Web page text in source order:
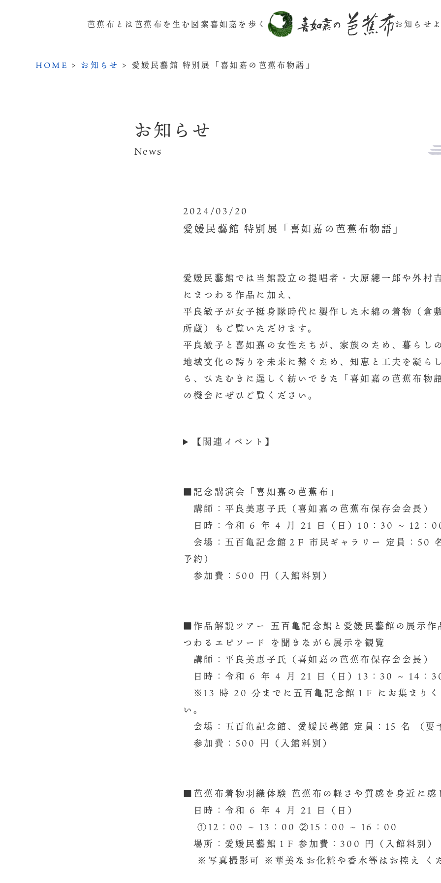
芭蕉布とは 芭蕉布を生む 図案 喜如嘉を歩く お知らせ
HOME > お知らせ > 愛媛民藝館 特別展「喜如嘉の芭蕉布物語」
お知らせ
News
2024/03/20
愛媛民藝館 特別展「喜如嘉の芭蕉布物語」
愛媛民藝館では当館設立の提唱者・大原總一郎や外村
にまつわる作品に加え、
平良敏子が女子挺身隊時代に製作した木綿の着物（倉
所蔵）もご覧いただけます。
平良敏子と喜如嘉の女性たちが、家族のため、暮らし
地域文化の誇りを未来に繋ぐため、知恵と工夫を凝ら
ら、ひたむきに逞しく紡いできた「喜如嘉の芭蕉布物
の機会にぜひご覧ください。
【関連イベント】
■記念講演会「喜如嘉の芭蕉布」
講師：平良美恵子氏（喜如嘉の芭蕉布保存会会長）
日時：令和 6 年 4 月 21 日（日）10：30 ∼ 12：
会場：五百亀記念館２F 市民ギャラリー 定員：50
予約）
参加費：500 円（入館料別）
■作品解説ツアー 五百亀記念館と愛媛民藝館の展示作
つわるエピソード を聞きながら展示を観覧
講師：平良美恵子氏（喜如嘉の芭蕉布保存会会長）
日時：令和 6 年 4 月 21 日（日）13：30 ∼ 14：
※13 時 20 分までに五百亀記念館１F にお集まり
い。
会場：五百亀記念館、愛媛民藝館 定員：15 名 （
参加費：500 円（入館料別）
■芭蕉布着物羽織体験 芭蕉布の軽さや質感を身近に
日時：令和 6 年 4 月 21 日（日）
①12：00 ∼ 13：00 ②15：00 ∼ 16：00
場所：愛媛民藝館１F 参加費：300 円（入館料別）
※写真撮影可 ※華美なお化粧や香水等はお控え く